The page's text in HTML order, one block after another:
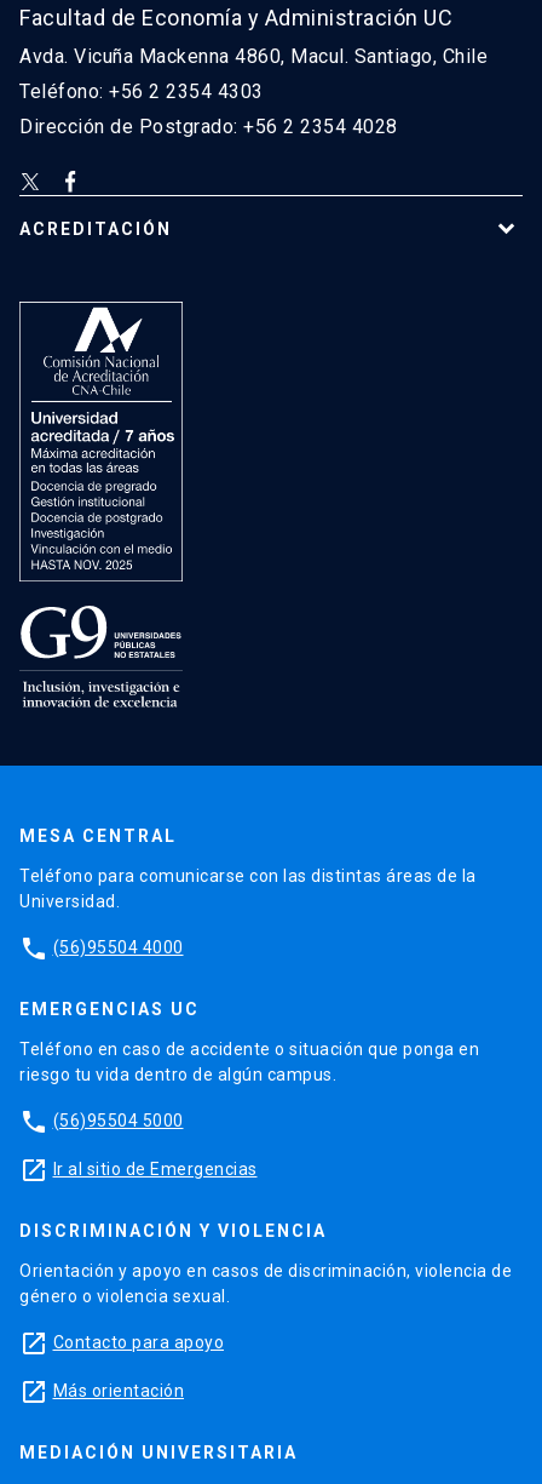
Facultad de Economía y Administración UC
Avda. Vicuña Mackenna 4860, Macul. Santiago, Chile
Teléfono: +56 2 2354 4303
Dirección de Postgrado: +56 2 2354 4028
ACREDITACIÓN
MESA CENTRAL
Teléfono para comunicarse con las distintas áreas de la
Universidad.
phone (56)95504 4000
EMERGENCIAS UC
Teléfono en caso de accidente o situación que ponga en
riesgo tu vida dentro de algún campus.
phone (56)95504 5000
launch Ir al sitio de Emergencias
DISCRIMINACIÓN Y VIOLENCIA
Orientación y apoyo en casos de discriminación, violencia de
género o violencia sexual.
launch Contacto para apoyo
launch Más orientación
MEDIACIÓN UNIVERSITARIA